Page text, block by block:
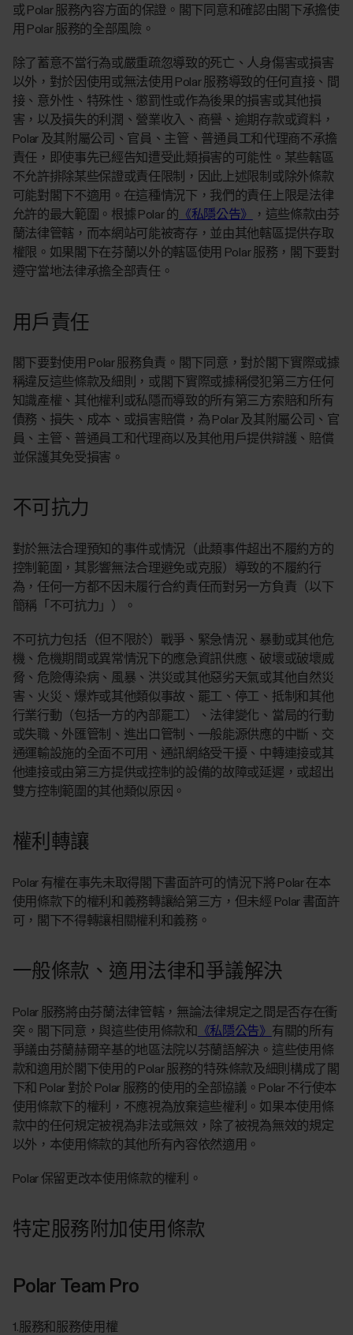
或 Polar 服務內容方面的保證。閣下同意和確認由閣下承擔使
用 Polar 服務的全部風險。
除了蓄意不當行為或嚴重疏忽導致的死亡、人身傷害或損害
以外，對於因使用或無法使用 Polar 服務導致的任何直接、間
接、意外性、特殊性、懲罰性或作為後果的損害或其他損
害，以及損失的利潤、營業收入、商譽、逾期存款或資料，
Polar 及其附屬公司、官員、主管、普通員工和代理商不承擔
責任，即使事先已經告知遭受此類損害的可能性。某些轄區
不允許排除某些保證或責任限制，因此上述限制或除外條款
可能對閣下不適用。在這種情況下，我們的責任上限是法律
允許的最大範圍。根據 Polar 的 《私隱公告》
，這些條款由芬
蘭法律管轄，而本網站可能被寄存，並由其他轄區提供存取
權限。如果閣下在芬蘭以外的轄區使用 Polar 服務，閣下要對
遵守當地法律承擔全部責任。
用戶責任
閣下要對使用 Polar 服務負責。閣下同意，對於閣下實際或據
稱違反這些條款及細則，或閣下實際或據稱侵犯第三方任何
知識產權、其他權利或私隱而導致的所有第三方索賠和所有
債務、損失、成本、或損害賠償，為 Polar 及其附屬公司、官
員、主管、普通員工和代理商以及其他用戶提供辯護、賠償
並保護其免受損害。
不可抗力
對於無法合理預知的事件或情況（此類事件超出不履約方的
控制範圍，其影響無法合理避免或克服）導致的不履約行
為，任何一方都不因未履行合約責任而對另一方負責（以下
簡稱「不可抗力」）。
不可抗力包括（但不限於）戰爭、緊急情況、暴動或其他危
機、危機期間或異常情況下的應急資訊供應、破壞或破壞威
脅、危險傳染病、風暴、洪災或其他惡劣天氣或其他自然災
害、火災、爆炸或其他類似事故、罷工、停工、抵制和其他
行業行動（包括一方的內部罷工）、法律變化、當局的行動
或失職、外匯管制、進出口管制、一般能源供應的中斷、交
通運輸設施的全面不可用、通訊網絡受干擾、中轉連接或其
他連接或由第三方提供或控制的設備的故障或延遲，或超出
雙方控制範圍的其他類似原因。
權利轉讓
Polar 有權在事先未取得閣下書面許可的情況下將 Polar 在本
使用條款下的權利和義務轉讓給第三方，但未經 Polar 書面許
可，閣下不得轉讓相關權利和義務。
一般條款、適用法律和爭議解決
Polar 服務將由芬蘭法律管轄，無論法律規定之間是否存在衝
突。閣下同意，與這些使用條款和
《私隱公告》 有關的所有
爭議由芬蘭赫爾辛基的地區法院以芬蘭語解決。這些使用條
款和適用於閣下使用的 Polar 服務的特殊條款及細則構成了閣
下和 Polar 對於 Polar 服務的使用的全部協議。Polar 不行使本
使用條款下的權利，不應視為放棄這些權利。如果本使用條
款中的任何規定被視為非法或無效，除了被視為無效的規定
以外，本使用條款的其他所有內容依然適用。
Polar 保留更改本使用條款的權利。
特定服務附加使用條款
Polar Team Pro
1.服務和服務使用權